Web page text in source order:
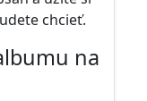
chcieť.
na